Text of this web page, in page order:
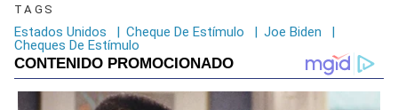
TAGS
Estados Unidos | Cheque De Estímulo | Joe Biden
|
Cheques De Estímulo